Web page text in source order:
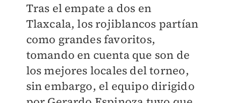
Tras el empate a dos en
Tlaxcala, los rojiblancos partían
como grandes favoritos,
tomando en cuenta que son de
los mejores locales del torneo,
sin embargo, el equipo dirigido